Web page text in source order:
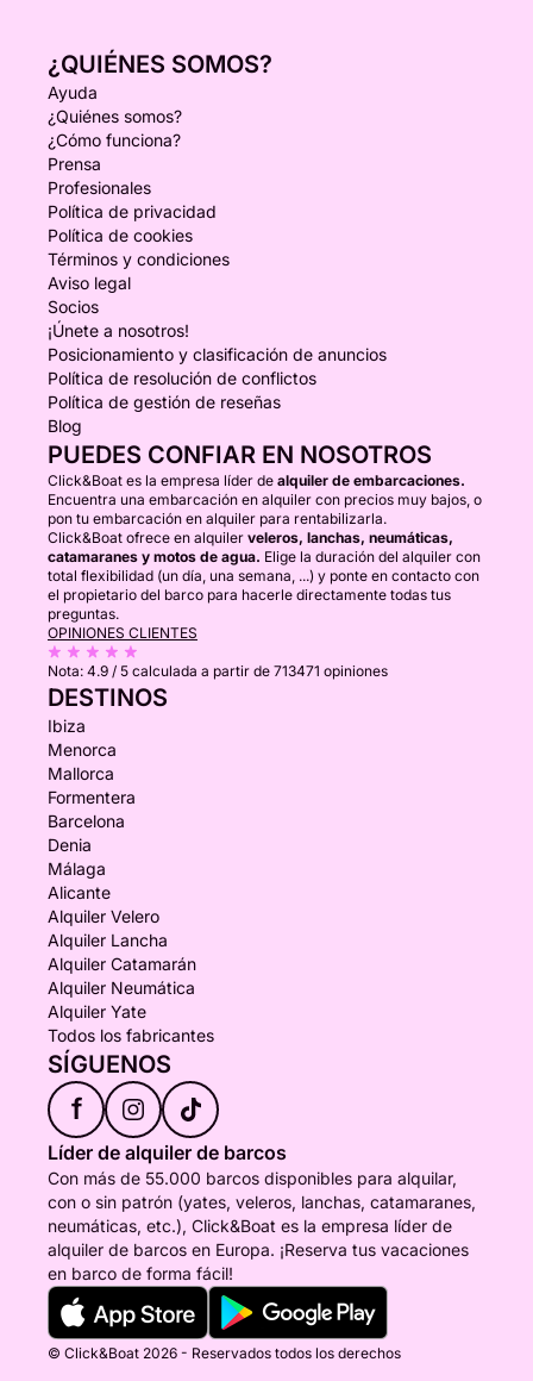
¿QUIÉNES SOMOS?
Ayuda
¿Quiénes somos?
¿Cómo funciona?
Prensa
Profesionales
Política de privacidad
Política de cookies
Términos y condiciones
Aviso legal
Socios
¡Únete a nosotros!
Posicionamiento y clasificación de anuncios
Política de resolución de conflictos
Política de gestión de reseñas
Blog
PUEDES CONFIAR EN NOSOTROS
Click&Boat es la empresa líder de alquiler de embarcaciones.
Encuentra una embarcación en alquiler con precios muy bajos, o
pon tu embarcación en alquiler para rentabilizarla.
Click&Boat ofrece en alquiler veleros, lanchas, neumáticas,
catamaranes y motos de agua. Elige la duración del alquiler con
total flexibilidad (un día, una semana, ...) y ponte en contacto con
el propietario del barco para hacerle directamente todas tus
preguntas.
OPINIONES CLIENTES
Nota: 4.9 / 5 calculada a partir de 713471 opiniones
DESTINOS
Ibiza
Menorca
Mallorca
Formentera
Barcelona
Denia
Málaga
Alicante
Alquiler Velero
Alquiler Lancha
Alquiler Catamarán
Alquiler Neumática
Alquiler Yate
Todos los fabricantes
SÍGUENOS
f
Líder de alquiler de barcos
Con más de 55.000 barcos disponibles para alquilar,
con o sin patrón (yates, veleros, lanchas, catamaranes,
neumáticas, etc.), Click&Boat es la empresa líder de
alquiler de barcos en Europa. ¡Reserva tus vacaciones
en barco de forma fácil!
© Click&Boat 2026 - Reservados todos los derechos